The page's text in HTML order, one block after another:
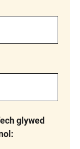
glywed